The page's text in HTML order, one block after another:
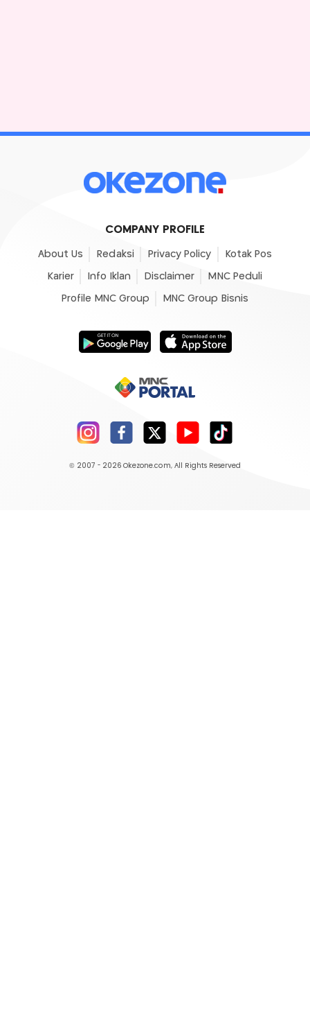
COMPANY PROFILE
About Us Redaksi Privacy Policy Kotak Pos
Karier Info Iklan Disclaimer MNC Peduli
Profile MNC Group MNC Group Bisnis
© 2007 - 2026 Okezone.com, All Rights Reserved